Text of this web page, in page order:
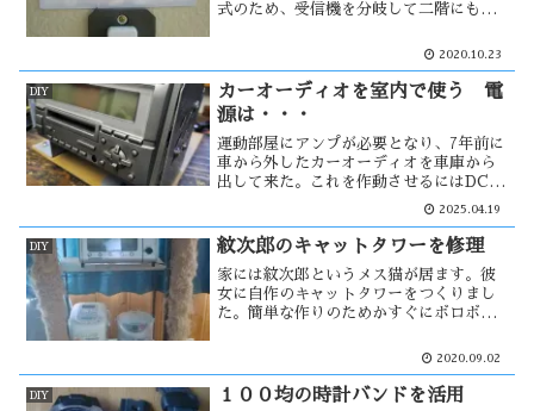
式のため、受信機を分岐して二階にも付
レスドアチャイムの存在を知った。それ
るが、捨てられないのは貧乏性？
2020.10.23
DIY
カーオーディオを室内で使う 電
源は・・・
運動部屋にアンプが必要となり、7年前に
車から外したカーオーディオを車庫から
出して来た。これを作動させるにはDC電
源が必要。家にあるACDCではパワー的
に不安があった。そこで思い付いたの
が、家にある・・・
2025.04.19
DIY 紋次郎のキャットタワーを修理
家には紋次郎というメス猫が居ます。彼
女に自作のキャットタワーをつくりまし
た。簡単な作りのためかすぐにボロボロ
あります。そのキャットタワーの作りと
2020.09.02
DIY １００均の時計バンドを活用